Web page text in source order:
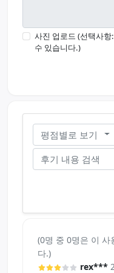
사진 업로드 (선택사
수 있습니다.)
평점별로 보기
(0명 중 0명은 이 사
다.)
rex***